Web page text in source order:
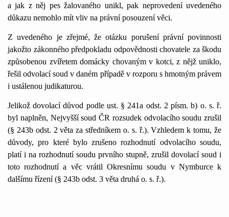
a jak z něj pes žalovaného unikl, pak neprovedení uvedeného
důkazu nemohlo mít vliv na právní posouzení věci.
Z uvedeného je zřejmé, že otázku porušení právní povinnosti
jakožto zákonného předpokladu odpovědnosti chovatele za škodu
způsobenou zvířetem domácky chovaným v kotci, z nějž uniklo,
řešil odvolací soud v daném případě v rozporu s hmotným právem
i ustálenou judikaturou.
Jelikož dovolací důvod podle ust. § 241a odst. 2 písm. b) o. s. ř.
byl naplněn, Nejvyšší soud ČR rozsudek odvolacího soudu zrušil
(§ 243b odst. 2 věta za středníkem o. s. ř.). Vzhledem k tomu, že
důvody, pro které bylo zrušeno rozhodnutí odvolacího soudu,
platí i na rozhodnutí soudu prvního stupně, zrušil dovolací soud i
toto rozhodnutí a věc vrátil Okresnímu soudu v Nymburce k
dalšímu řízení (§ 243b odst. 3 věta druhá o. s. ř.).